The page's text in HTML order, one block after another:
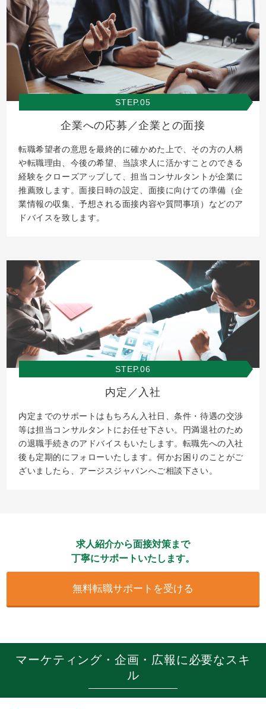
STEP.05
企業への応募／企業との面接
転職希望者の意思を最終的に確かめた上で、その方の人柄
や転職理由、今後の希望、当該求人に活かすことのできる
経験をクローズアップして、担当コンサルタントが企業に
推薦致します。面接日時の設定、面接に向けての準備（企
業情報の収集、予想される面接内容や質問事項）などのア
ドバイスを致します。
STEP.06
内定／入社
内定までのサポートはもちろん入社日、条件・待遇の交渉
等は担当コンサルタントにお任せ下さい。円満退社のため
の退職手続きのアドバイスもいたします。転職先への入社
後も定期的にフォローいたします。何かお困りのことがご
ざいましたら、アージスジャパンへご相談下さい。
求人紹介から面接対策まで
丁寧にサポートいたします。
無料転職サポートを受ける
マーケティング・企画・広報に必要なスキ
ル